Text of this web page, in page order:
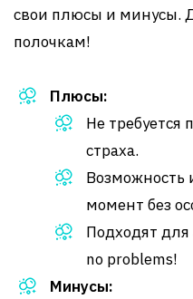
свои плюсы и минусы.
полочкам!
Плюсы:
Не
страха.
Возможность
момент без
Подходят
no problems!
Минусы: